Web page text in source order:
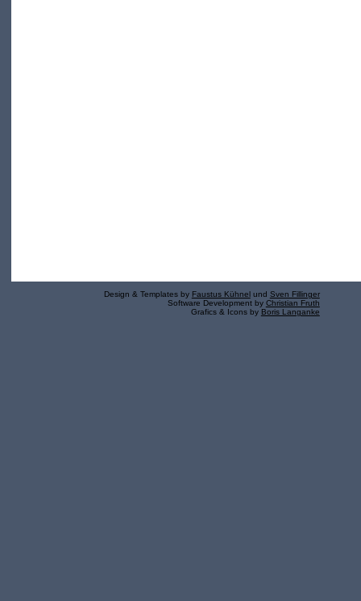
Design & Templates by Faustus Kühnel und Sven Fillinger
Software Development by Christian Fruth
Grafics & Icons by Boris Langanke